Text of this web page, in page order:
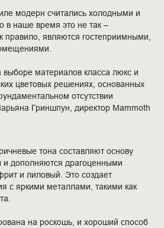
модерн считались холодными и
в наше время это не так –
правило, являются гостеприимными,
выборе материалов класса люкс и
цветовых решениях, основанных
отсутствии
Гриншпун, директор Mammoth
тона составляют основу
и дополняются драгоценными
и лиловый. Это создает
с яркими металлами, такими как
на роскошь, и хороший способ